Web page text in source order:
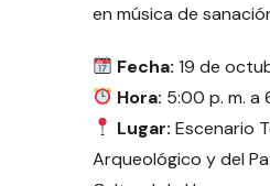
en música de
Fecha: 19 de
Hora: 5:00 p. m. a
Lugar:Escenario
Arqueológico y del